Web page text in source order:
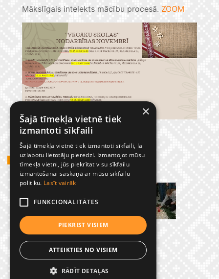
Mākslīgais intelekts mācību procesā. ZOOM
GADĪJUMBILDES
×
Šajā tīmekļa vietnē tiek
izmantoti sīkfaili
Šajā tīmekļa vietnē tiek izmantoti sīkfaili, lai
uzlabotu lietotāju pieredzi. Izmantojot mūsu
tīmekļa vietni, jūs piekrītat visu sīkfailu
izmantošanai saskaņā ar mūsu sīkfailu
politiku. Lasīt vairāk
FUNKCIONALITĀTES
PIEKRIST VISIEM
ATTEIKTIES NO VISIEM
RĀDĪT DETAĻAS